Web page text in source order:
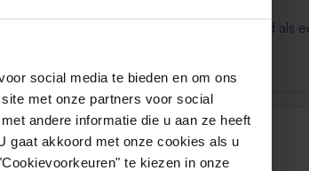
social media te bieden en om ons
met onze partners voor social
andere informatie die u aan ze heeft
gaat akkoord met onze cookies als u
te kiezen in onze
om kans te maken. Met Rent.nl ben je altijd als